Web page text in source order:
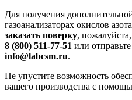
Для получения
газоанализаторах окислов
заказать поверку,
8 (800) 511-77-51 или
info@labcsm.ru.
Не упустите возможность
вашего производства с